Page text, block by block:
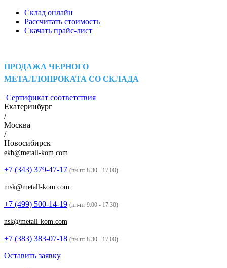
Склад онлайн
Рассчитать стоимость
Скачать прайс-лист
ПРОДАЖА ЧЕРНОГО
МЕТАЛЛОПРОКАТА СО СКЛАДА
Сертификат соответствия
Екатеринбург
/
Москва
/
Новосибирск
ekb@metall-kom.com
+7 (343) 379-47-17 (пн-пт 8.30 - 17.00)
msk@metall-kom.com
+7 (499) 500-14-19 (пн-пт 9:00 - 17.30)
nsk@metall-kom.com
+7 (383) 383-07-18 (пн-пт 8.30 - 17.00)
Оставить заявку